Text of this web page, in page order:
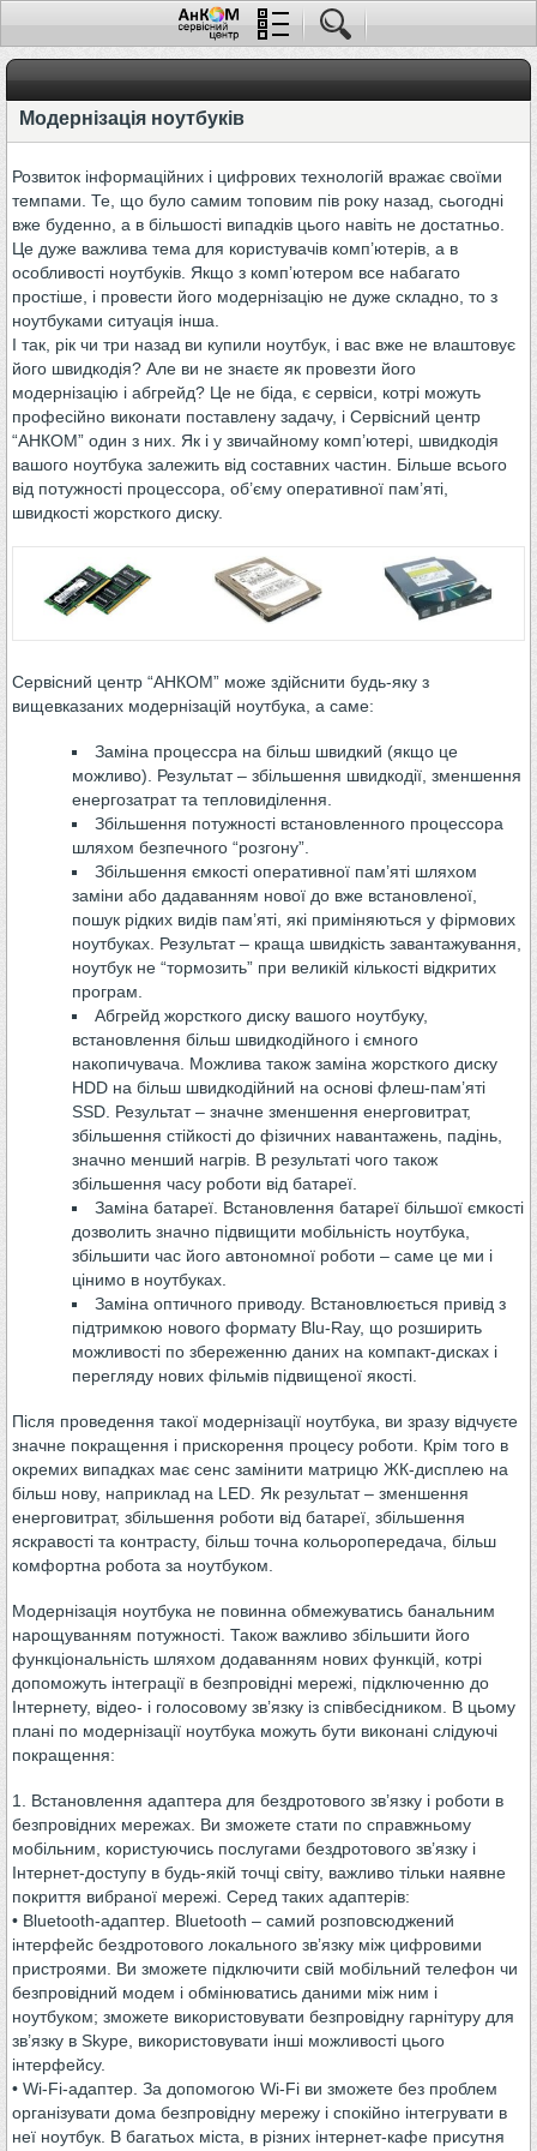
Модернізація ноутбуків
Розвиток інформаційних і цифрових технологій вражає своїми
темпами. Те, що було самим топовим пів року назад, сьогодні
вже буденно, а в більшості випадків цього навіть не достатньо.
Це дуже важлива тема для користувачів комп’ютерів, а в
особливості ноутбуків. Якщо з комп’ютером все набагато
простіше, і провести його модернізацію не дуже складно, то з
ноутбуками ситуація інша.
І так, рік чи три назад ви купили ноутбук, і вас вже не влаштовує
його швидкодія? Але ви не знаєте як провезти його
модернізацію і абгрейд? Це не біда, є сервіси, котрі можуть
професійно виконати поставлену задачу, і Сервісний центр
“АНКОМ” один з них. Як і у звичайному комп’ютері, швидкодія
вашого ноутбука залежить від составних частин. Більше всього
від потужності процессора, об’єму оперативної пам’яті,
швидкості жорсткого диску.
Сервісний центр “АНКОМ” може здійснити будь-яку з
вищевказаних модернізацій ноутбука, а саме:
Заміна процессра на більш швидкий (якщо це
можливо). Результат – збільшення швидкодії, зменшення
енергозатрат та тепловиділення.
Збільшення потужності встановленного процессора
шляхом безпечного “розгону”.
Збільшення ємкості оперативної пам’яті шляхом
заміни або дадаванням нової до вже встановленої,
пошук рідких видів пам’яті, які приміняються у фірмових
ноутбуках. Результат – краща швидкість завантажування,
ноутбук не “тормозить” при великій кількості відкритих
програм.
Абгрейд жорсткого диску вашого ноутбуку,
встановлення більш швидкодійного і ємного
накопичувача. Можлива також заміна жорсткого диску
HDD на більш швидкодійний на основі флеш-пам’яті
SSD. Результат – значне зменшення енерговитрат,
збільшення стійкості до фізичних навантажень, падінь,
значно менший нагрів. В результаті чого також
збільшення часу роботи від батареї.
Заміна батареї. Встановлення батареї більшої ємкості
дозволить значно підвищити мобільність ноутбука,
збільшити час його автономної роботи – саме це ми і
цінимо в ноутбуках.
Заміна оптичного приводу. Встановлюється привід з
підтримкою нового формату Blu-Ray, що розширить
можливості по збереженню даних на компакт-дисках і
перегляду нових фільмів підвищеної якості.
Після проведення такої модернізації ноутбука, ви зразу відчуєте
значне покращення і прискорення процесу роботи. Крім того в
окремих випадках має сенс замінити матрицю ЖК-дисплею на
більш нову, наприклад на LED. Як результат – зменшення
енерговитрат, збільшення роботи від батареї, збільшення
яскравості та контрасту, більш точна кольоропередача, більш
комфортна робота за ноутбуком.
Модернізація ноутбука не повинна обмежуватись банальним
нарощуванням потужності. Також важливо збільшити його
функціональність шляхом додаванням нових функцій, котрі
допоможуть інтеграції в безпровідні мережі, підключенню до
Інтернету, відео- і голосовому зв’язку із співбесідником. В цьому
плані по модернізації ноутбука можуть бути виконані слідуючі
покращення:
1. Встановлення адаптера для бездротового зв’язку і роботи в
безпровідних мережах. Ви зможете стати по справжньому
мобільним, користуючись послугами бездротового зв’язку і
Інтернет-доступу в будь-якій точці світу, важливо тільки наявне
покриття вибраної мережі. Серед таких адаптерів:
• Bluetooth-адаптер. Bluetooth – самий розповсюджений
інтерфейс бездротового локального зв’язку між цифровими
пристроями. Ви зможете підключити свій мобільний телефон чи
безпровідний модем і обмінюватись даними між ним і
ноутбуком; зможете використовувати безпровідну гарнітуру для
зв’язку в Skype, використовувати інші можливості цього
інтерфейсу.
• Wi-Fi-адаптер. За допомогою Wi-Fi ви зможете без проблем
організувати дома безпровідну мережу і спокійно інтегрувати в
неї ноутбук. В багатьох міста, в різних інтернет-кафе присутня